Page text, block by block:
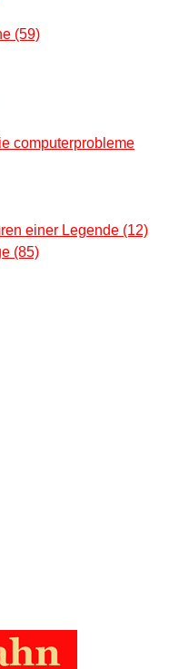
(59)
computerprobleme
einer Legende (12)
(85)